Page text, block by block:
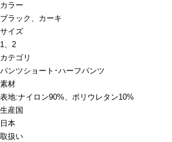
カラー
ブラック、カーキ
サイズ
1、2
カテゴリ
パンツショート･ハーフパンツ
素材
表地:ナイロン90%、ポリウレタン10%
生産国
日本
取扱い